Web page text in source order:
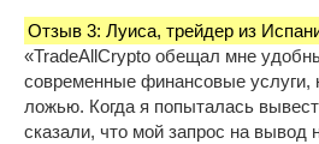
Отзыв 3: Луиса, трейдер из
«TradeAllCrypto обещал мне
современные финансовые услуги,
ложью. Когда я попыталась
сказали, что мой запрос на вывод